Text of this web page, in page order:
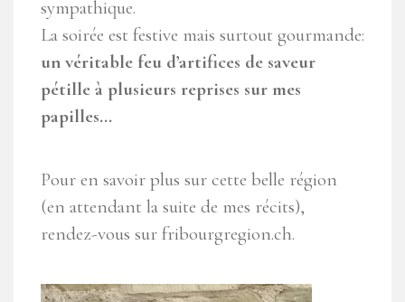
sympathique.
La soirée est festive mais surtout gourmande:
un véritable feu d’artifices de saveur
pétille à plusieurs reprises sur mes
papilles…
Pour en savoir plus sur cette belle région
(en attendant la suite de mes récits),
rendez-vous sur fribourgregion.ch.